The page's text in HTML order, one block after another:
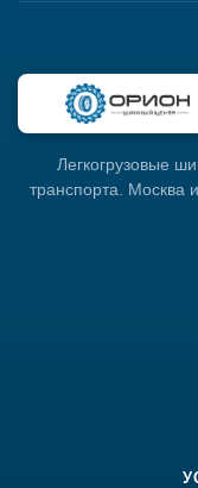
Легкогрузовые
транспорта. Москва